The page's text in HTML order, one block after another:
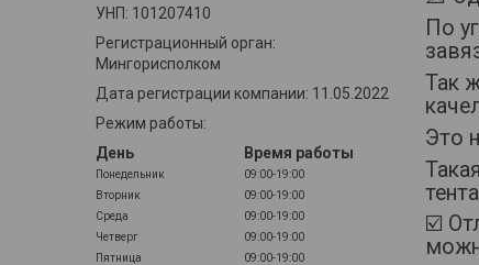
По
Так
Это
☑️
УНП: 101207410
Регистрационный орган:
Мингорисполком
Дата регистрации компании: 11.05.2022
Режим работы:
День
Время работы
Понедельник
09:00-19:00
Вторник
09:00-19:00
Среда
09:00-19:00
Четверг
09:00-19:00
Пятница
09:00-19:00